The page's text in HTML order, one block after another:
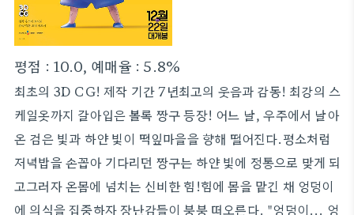
평점 : 10.0, 예매율 : 5.8%
최초의 3D CG! 제작 기간 7년최고의 웃음과 감동! 최강의 스
케일옷까지 갈아입은 볼록 짱구 등장! 어느 날, 우주에서 날아
온 검은 빛과 하얀 빛이 떡잎마을을 향해 떨어진다.평소처럼
저녁밥을 손꼽아 기다리던 짱구는 하얀 빛에 정통으로 맞게 되
고그러자 온몸에 넘치는 신비한 힘!힘에 몸을 맡긴 채 엉덩이
에 의식을 집중하자 장난감들이 붕붕 떠오른다. "엉덩이... 엉